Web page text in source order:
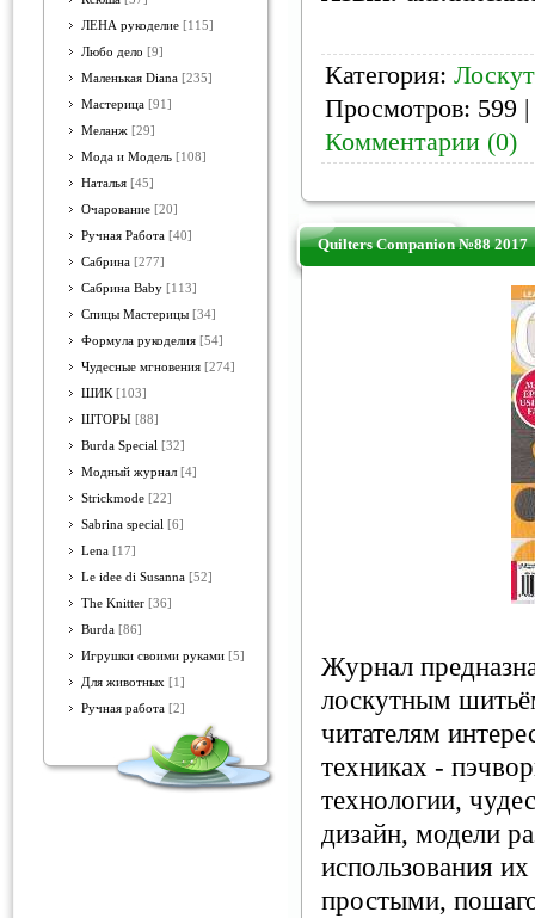
ЛЕНА рукоделие [115]
Любо дело [9]
Маленькая Diana [235]
Мастерица [91]
Меланж [29]
Мода и Модель [108]
Наталья [45]
Очарование [20]
Ручная Работа [40]
Сабрина [277]
Сабрина Baby [113]
Спицы Мастерицы [34]
Формула рукоделия [54]
Чудесные мгновения [274]
ШИК [103]
ШТОРЫ [88]
Burda Special [32]
Модный журнал [4]
Strickmode [22]
Sabrina special [6]
Lena [17]
Le idee di Susanna [52]
The Knitter [36]
Burda [86]
Игрушки своими руками [5]
Для животных [1]
Ручная работа [2]
Категория:
Просмотров: 599
Комментарии (0)
Quilters Companion №88 2017
Журнал
лоскутным
читателям
техниках -
технологии,
дизайн, модели
использования
простыми,